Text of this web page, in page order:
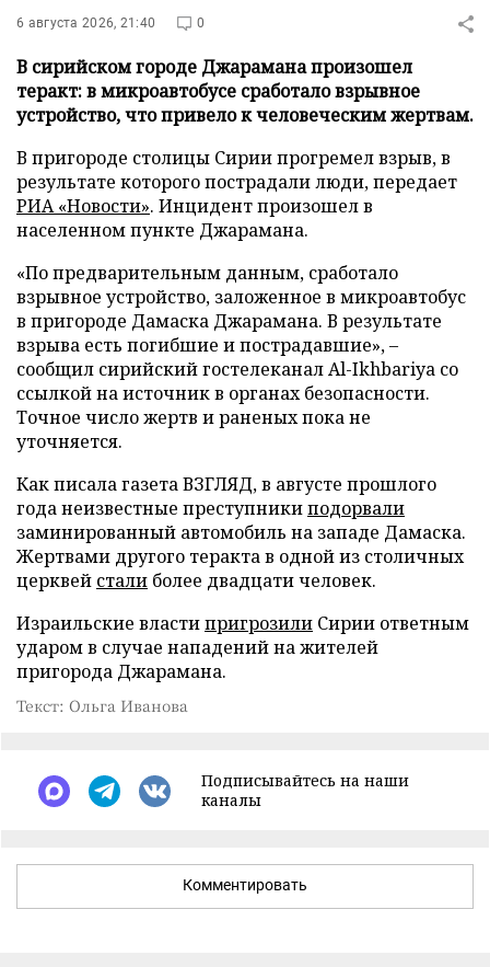
6 августа 2026, 21:40 0
В сирийском городе Джарамана произошел
теракт: в микроавтобусе сработало взрывное
устройство, что привело к человеческим жертвам.
В пригороде столицы Сирии прогремел взрыв, в
результате которого пострадали люди, передает
РИА «Новости». Инцидент произошел в
населенном пункте Джарамана.
«По предварительным данным, сработало
взрывное устройство, заложенное в микроавтобус
в пригороде Дамаска Джарамана. В результате
взрыва есть погибшие и пострадавшие», –
сообщил сирийский гостелеканал Al-Ikhbariya со
ссылкой на источник в органах безопасности.
Точное число жертв и раненых пока не
уточняется.
Как писала газета ВЗГЛЯД, в августе прошлого
года неизвестные преступникиподорвали
заминированный автомобиль на западе Дамаска.
Жертвами другого теракта в одной из столичных
церквей стали более двадцати человек.
Израильские властипригрозили Сирии ответным
ударом в случае нападений на жителей
пригорода Джарамана.
Текст: Ольга Иванова
Подписывайтесь на наши
каналы
Комментировать